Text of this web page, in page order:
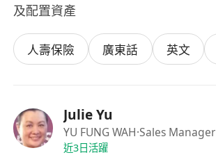
及配置資產
人壽保險 廣東話 英文
Julie Yu
YU FUNG WAH·Sales Manager
近3日活躍